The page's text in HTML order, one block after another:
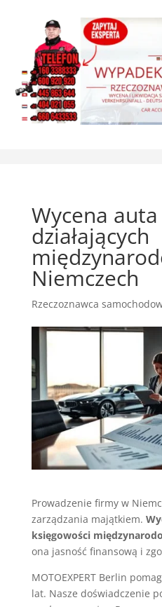
Wycena
działających
Niemczech
Rzeczoznawca
Prowadzenie firmy w
zarządzania majątkiem.
księgowości
ona jasność finansową i
MOTOEXPERT Berlin
lat. Nasze doświadczenie